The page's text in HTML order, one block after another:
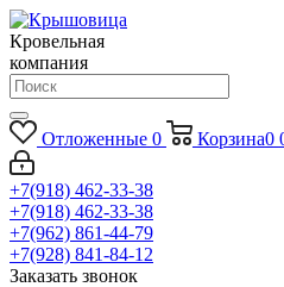
Кровельная
компания
Отложенные 0 Корзина0
+7(918) 462-33-38
+7(918) 462-33-38
+7(962) 861-44-79
+7(928) 841-84-12
Заказать звонок